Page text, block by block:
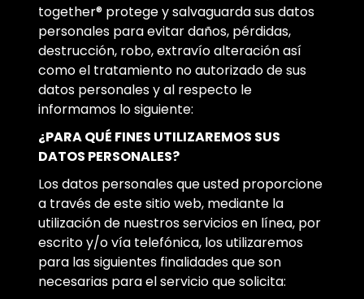
together® protege y salvaguarda sus datos
personales para evitar daños, pérdidas,
destrucción, robo, extravío alteración así
como el tratamiento no autorizado de sus
datos personales y al respecto le
informamos lo siguiente:
¿PARA QUÉ FINES UTILIZAREMOS SUS
DATOS PERSONALES?
Los datos personales que usted proporcione
a través de este sitio web, mediante la
utilización de nuestros servicios en línea, por
escrito y/o vía telefónica, los utilizaremos
para las siguientes finalidades que son
necesarias para el servicio que solicita: